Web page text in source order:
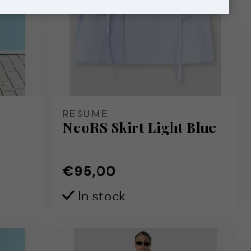
RÉSUMÉ
NeoRS Skirt Light Blue
€95,00
In stock